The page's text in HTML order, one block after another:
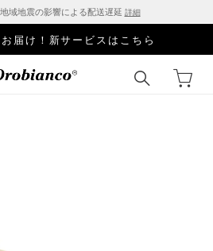
域地震の影響による配送遅延 詳細
届け！新サービスはこちら